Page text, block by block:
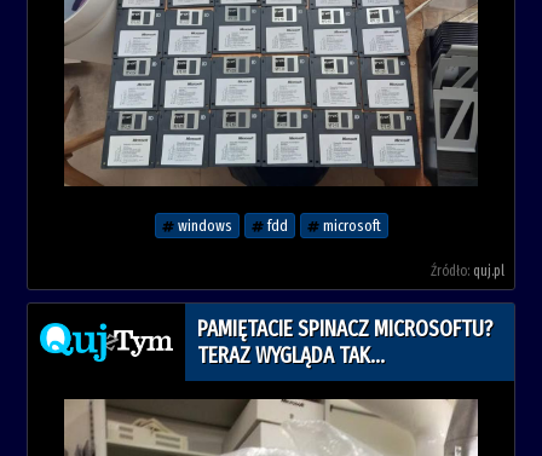
windows fdd microsoft
Źródło: quj.pl
PAMIĘTACIE SPINACZ MICROSOFTU?
TERAZ WYGLĄDA TAK...